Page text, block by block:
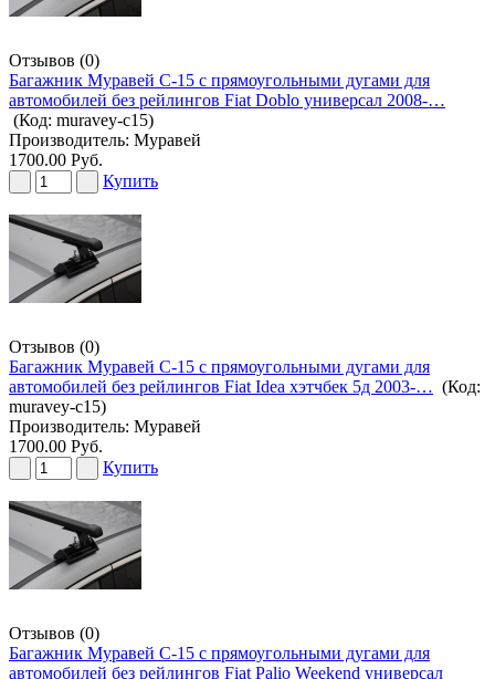
Отзывов (0)
Багажник Муравей С-15 с прямоугольными дугами для
автомобилей без рейлингов Fiat Doblo универсал 2008-…
(Код: muravey-c15)
Производитель: Муравей
1700.00 Руб.
Купить
Отзывов (0)
Багажник Муравей С-15 с прямоугольными дугами для
автомобилей без рейлингов Fiat Idea хэтчбек 5д 2003-… (Код:
muravey-c15)
Производитель: Муравей
1700.00 Руб.
Купить
Отзывов (0)
Багажник Муравей С-15 с прямоугольными дугами для
автомобилей без рейлингов Fiat Palio Weekend универсал